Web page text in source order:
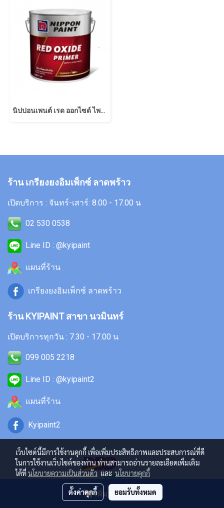
เพิ่มลงตะกร้า
นิปปอนเพนต์ เรด ออกไซด์ ไพรเมอร์
ร้าน เกรียงยงอิมเพ็กซ์ ลาดพร้าว
เปิดบริการ : จันทร์-เสาร์: 8.00 - 17.00 น
02 530 0538
Line ID : @kyipaint
แผนที่ร้าน
เกรียงยงอิมเพ็กซ์ ลาดพร้าว
ร้าน KYIPAINT สาขา นวมินทร์
เปิดบริการทุกวัน : 7.30 - 17.00 น
099 005 2218
Line ID : @kyipaint2
แผนที่ร้าน
Kyipaint2
Copyright 2024 by kyipaint.in.th
เว็บไซต์นี้มีการใช้งานคุกกี้ เพื่อเพิ่มประสิทธิภาพและประสบการณ์ที่ดี
ในการใช้งานเว็บไซต์ของท่าน ท่านสามารถอ่านรายละเอียดเพิ่มเติม
ได้ที่นโยบายความเป็นส่วนตัว และนโยบายคุกกี้
ตั้งค่าคุกกี้ ยอมรับทั้งหมด